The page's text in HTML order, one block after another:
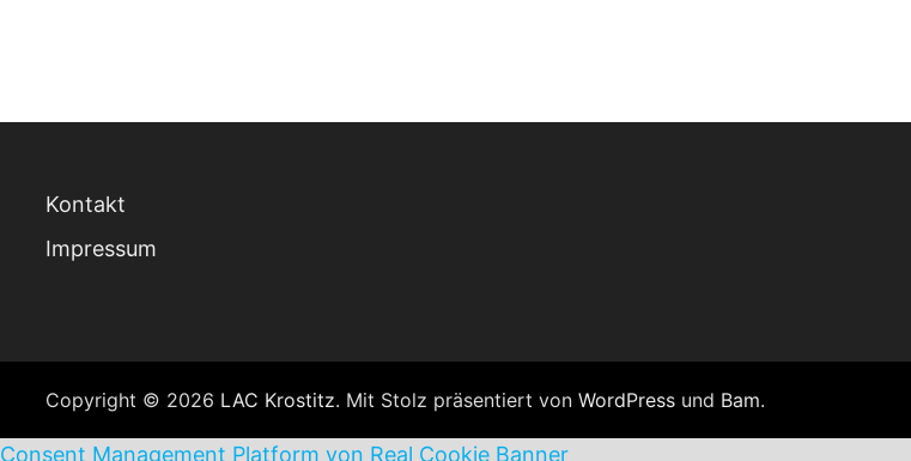
Kontakt
Impressum
Copyright © 2026 LAC Krostitz. Mit Stolz präsentiert vonWordPress und Bam.
Consent Management Platform von Real Cookie Banner